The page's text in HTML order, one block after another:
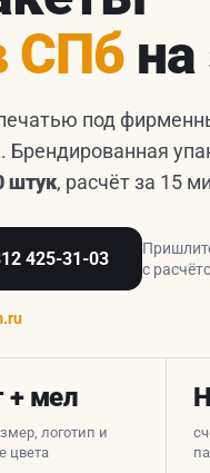
СПб на
под
штук, расчёт за 15
425-31-03
с
+ мел
логотип и
цвета